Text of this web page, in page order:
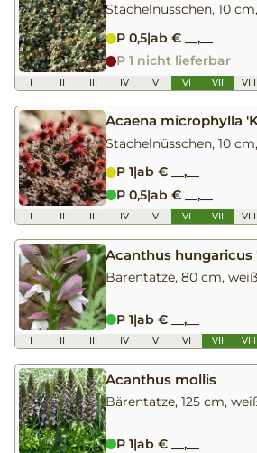
Stachelnüsschen, 10
P 0,5|ab € __,__
P 1 nicht lieferbar
I II III IV V VI VII VIII
Acaena microphylla
Stachelnüsschen, 10
P 1|ab € __,__
P 0,5|ab € __,__
I II III IV V VI VII VIII
Acanthus hungaricus
Bärentatze, 80 cm,
P 1|ab € __,__
I II III IV V VI VII VIII
Acanthus mollis
Bärentatze, 125 cm,
P 1|ab € __,__